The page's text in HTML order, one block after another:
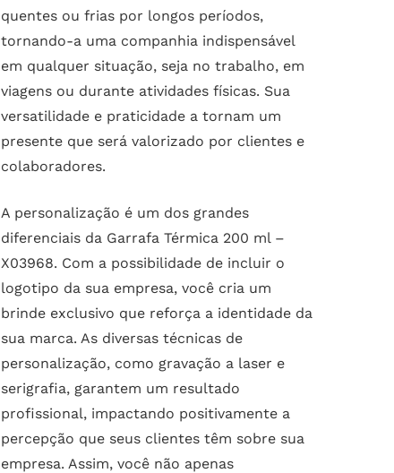
quentes ou frias por longos períodos,
tornando-a uma companhia indispensável
em qualquer situação, seja no trabalho, em
viagens ou durante atividades físicas. Sua
versatilidade e praticidade a tornam um
presente que será valorizado por clientes e
colaboradores.
A personalização é um dos grandes
diferenciais da Garrafa Térmica 200 ml –
X03968. Com a possibilidade de incluir o
logotipo da sua empresa, você cria um
brinde exclusivo que reforça a identidade da
sua marca. As diversas técnicas de
personalização, como gravação a laser e
serigrafia, garantem um resultado
profissional, impactando positivamente a
percepção que seus clientes têm sobre sua
empresa. Assim, você não apenas